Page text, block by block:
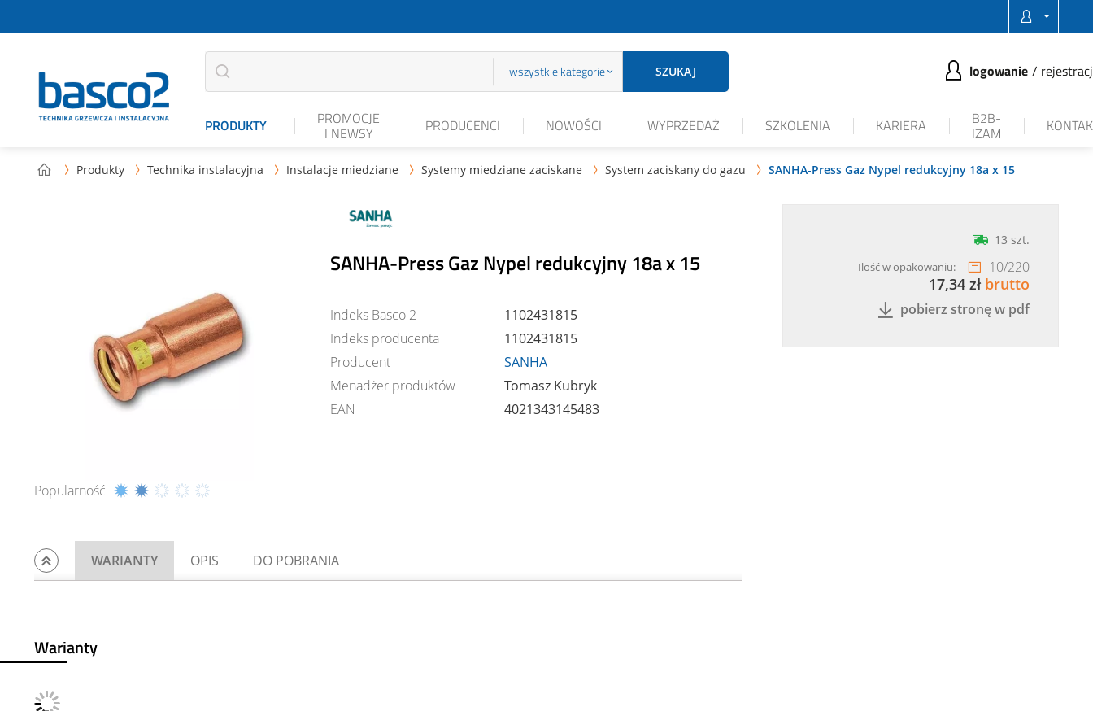
wszystkie kategorie SZUKAJ logowanie
PRODUKTY PROMOCJE
I NEWSY PRODUCENCI NOWOŚCI WYPRZEDAŻ SZKOLENIA KARIERA B2B-
IZAM
 Produkty  Technika instalacyjna  Instalacje miedziane  Systemy miedziane zaciskane  System zaciskany do gazu  SANHA-Press Gaz Nypel redukcyjny 18a x 15
Popularność
SANHA-Press Gaz Nypel redukcyjny 18a x 15
Indeks Basco 2
1102431815
Indeks producenta
1102431815
Producent
SANHA
Menadżer produktów
Tomasz Kubryk
EAN
4021343145483
13 szt.
Ilość w opakowaniu: 10/220
17,34 zł brutto
pobierz stronę w pdf
WARIANTY OPIS DO POBRANIA
Warianty